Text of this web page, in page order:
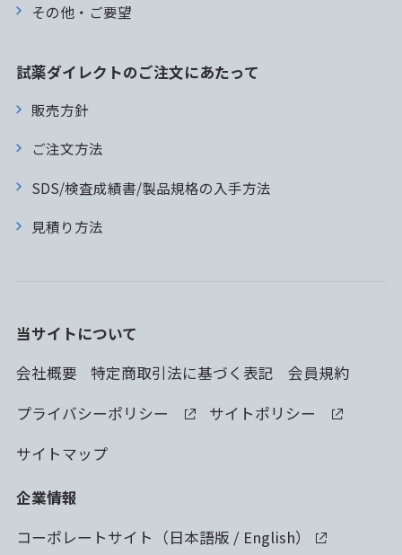
その他・ご要望
試薬ダイレクトのご注文にあたって
販売方針
ご注文方法
SDS/検査成績書/製品規格の入手方法
見積り方法
当サイトについて
会社概要
特定商取引法に基づく表記
会員規約
プライバシーポリシー
サイトポリシー
サイトマップ
企業情報
コーポレートサイト（日本語版 / English）